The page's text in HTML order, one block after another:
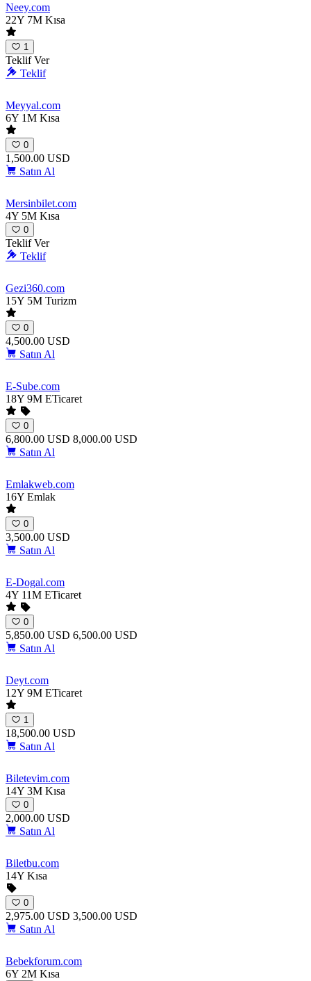
Neey.com
22Y 7M Kısa
1
Teklif Ver
Teklif
Meyyal.com
6Y 1M Kısa
0
1,500.00 USD
Satın Al
Mersinbilet.com
4Y 5M Kısa
0
Teklif Ver
Teklif
Gezi360.com
15Y 5M Turizm
0
4,500.00 USD
Satın Al
E-Sube.com
18Y 9M ETicaret
0
6,800.00 USD 8,000.00 USD
Satın Al
Emlakweb.com
16Y Emlak
0
3,500.00 USD
Satın Al
E-Dogal.com
4Y 11M ETicaret
0
5,850.00 USD 6,500.00 USD
Satın Al
Deyt.com
12Y 9M ETicaret
1
18,500.00 USD
Satın Al
Biletevim.com
14Y 3M Kısa
0
2,000.00 USD
Satın Al
Biletbu.com
14Y Kısa
0
2,975.00 USD 3,500.00 USD
Satın Al
Bebekforum.com
6Y 2M Kısa